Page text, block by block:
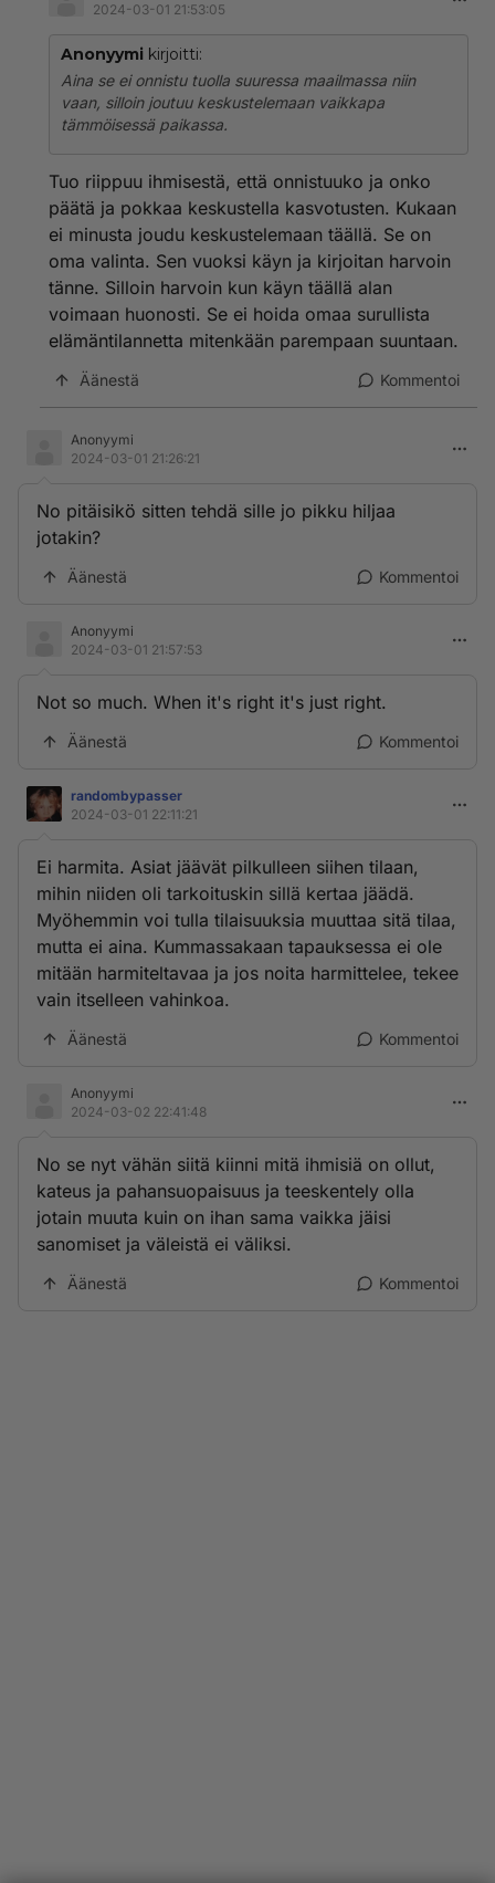
2024-03-01 21:53:05
Anonyymi kirjoitti:
Aina se ei onnistu tuolla suuressa maailmassa niin
vaan, silloin joutuu keskustelemaan vaikkapa
tämmöisessä paikassa.
Tuo riippuu ihmisestä, että onnistuuko ja onko
päätä ja pokkaa keskustella kasvotusten. Kukaan
ei minusta joudu keskustelemaan täällä. Se on
oma valinta. Sen vuoksi käyn ja kirjoitan harvoin
tänne. Silloin harvoin kun käyn täällä alan
voimaan huonosti. Se ei hoida omaa surullista
elämäntilannetta mitenkään parempaan suuntaan.
Äänestä Kommentoi
Anonyymi
2024-03-01 21:26:21
No pitäisikö sitten tehdä sille jo pikku hiljaa
jotakin?
Äänestä Kommentoi
Anonyymi
2024-03-01 21:57:53
Not so much. When it's right it's just right.
Äänestä Kommentoi
randombypasser
2024-03-01 22:11:21
Ei harmita. Asiat jäävät pilkulleen siihen tilaan,
mihin niiden oli tarkoituskin sillä kertaa jäädä.
Myöhemmin voi tulla tilaisuuksia muuttaa sitä tilaa,
mutta ei aina. Kummassakaan tapauksessa ei ole
mitään harmiteltavaa ja jos noita harmittelee, tekee
vain itselleen vahinkoa.
Äänestä Kommentoi
Anonyymi
2024-03-02 22:41:48
No se nyt vähän siitä kiinni mitä ihmisiä on ollut,
kateus ja pahansuopaisuus ja teeskentely olla
jotain muuta kuin on ihan sama vaikka jäisi
sanomiset ja väleistä ei väliksi.
Äänestä Kommentoi